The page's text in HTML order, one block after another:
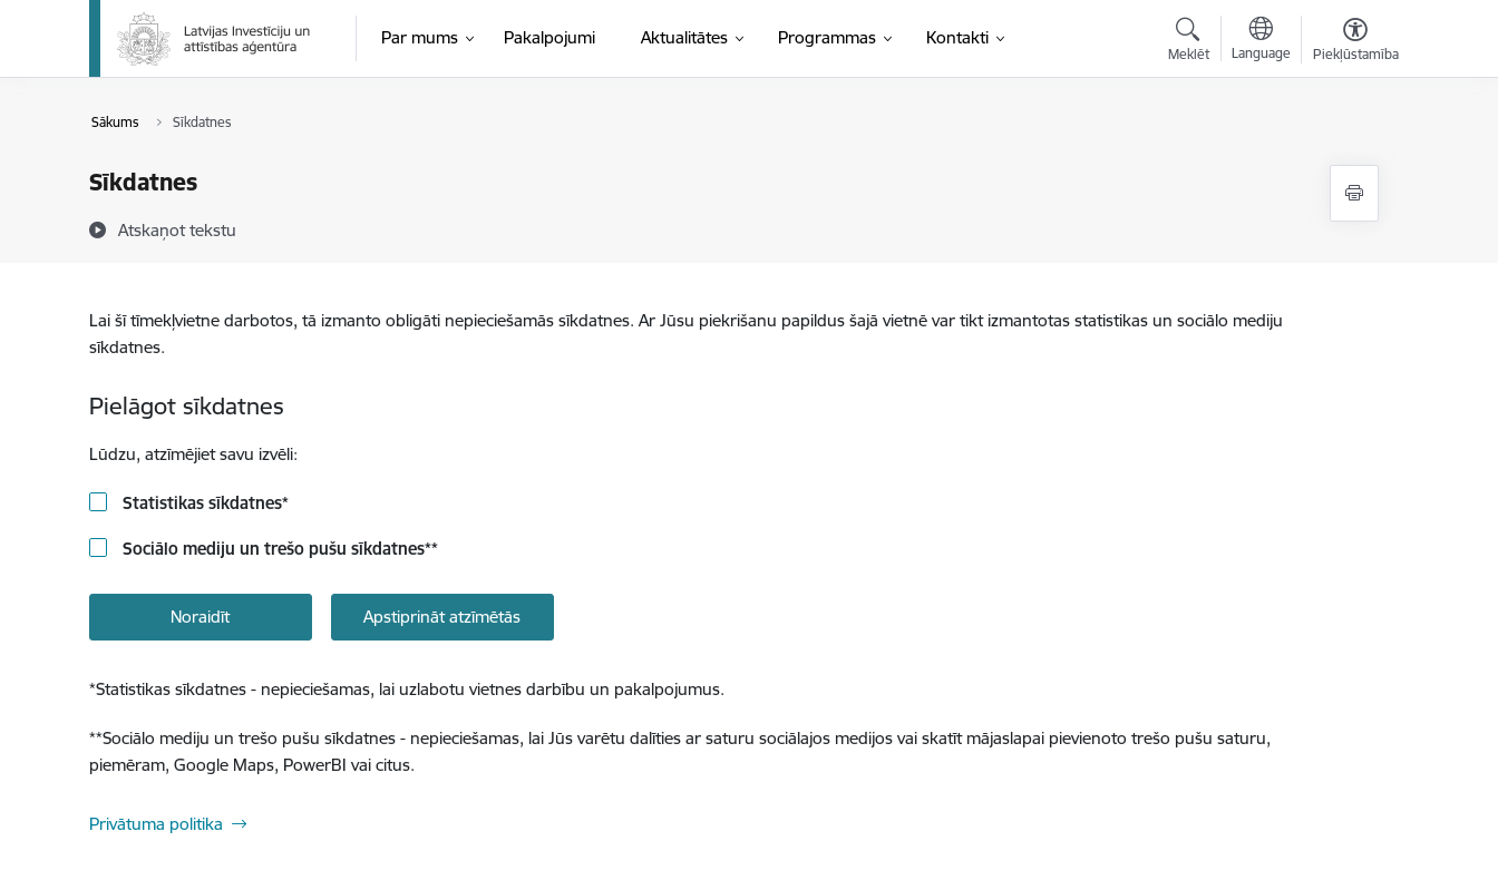
Pāriet uz lapas saturu
Par mums Pakalpojumi Aktualitātes Programmas Kontakti
Meklēt Language Piekļūstamība
Sākums Sīkdatnes
Sīkdatnes
Atskaņot tekstu
Lai šī tīmekļvietne darbotos, tā izmanto obligāti nepieciešamās sīkdatnes. Ar Jūsu piekrišanu papildus šajā vietnē var tikt izmantotas statistikas un sociālo mediju
sīkdatnes.
Pielāgot sīkdatnes
Lūdzu, atzīmējiet savu izvēli:
Statistikas sīkdatnes*
Sociālo mediju un trešo pušu sīkdatnes**
Noraidīt Apstiprināt atzīmētās
*Statistikas sīkdatnes - nepieciešamas, lai uzlabotu vietnes darbību un pakalpojumus.
**Sociālo mediju un trešo pušu sīkdatnes - nepieciešamas, lai Jūs varētu dalīties ar saturu sociālajos medijos vai skatīt mājaslapai pievienoto trešo pušu saturu,
piemēram, Google Maps, PowerBI vai citus.
Privātuma politika